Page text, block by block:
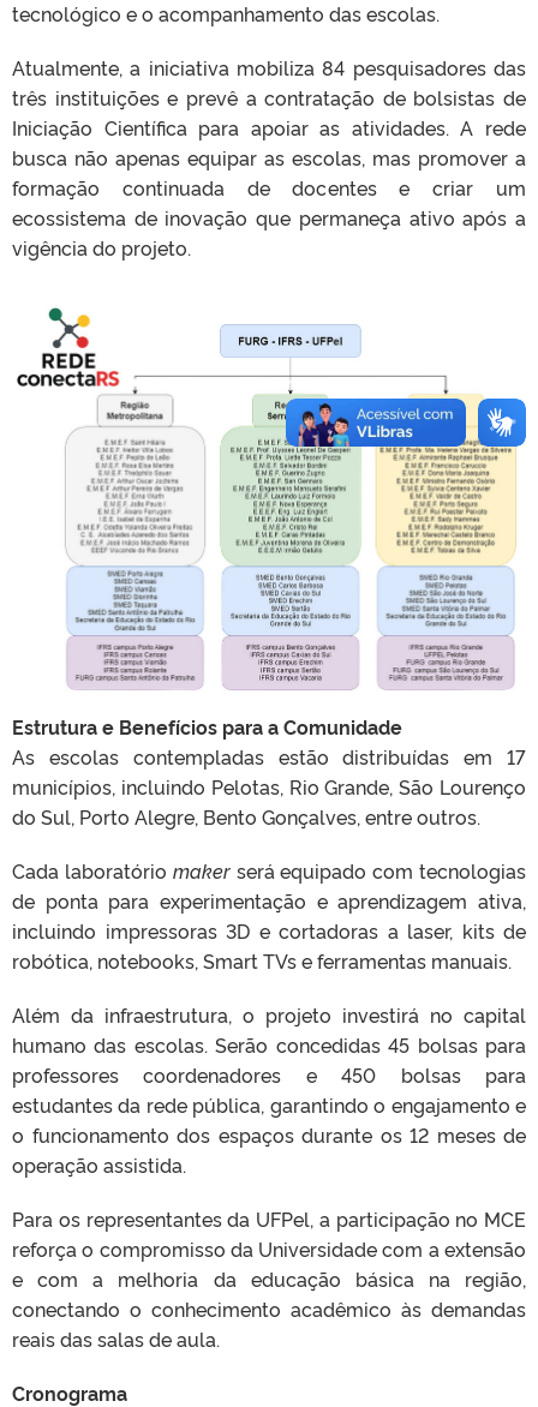
tecnológico e o acompanhamento das escolas.
Atualmente, a iniciativa mobiliza 84 pesquisadores das
três instituições e prevê a contratação de bolsistas de
Iniciação Científica para apoiar as atividades. A rede
busca não apenas equipar as escolas, mas promover a
formação continuada de docentes e criar um
ecossistema de inovação que permaneça ativo após a
vigência do projeto.
Estrutura e Benefícios para a Comunidade
As escolas contempladas estão distribuídas em 17
municípios, incluindo Pelotas, Rio Grande, São Lourenço
do Sul, Porto Alegre, Bento Gonçalves, entre outros.
Cada laboratório makerserá equipado com tecnologias
de ponta para experimentação e aprendizagem ativa,
incluindo impressoras 3D e cortadoras a laser, kits de
robótica, notebooks, Smart TVs e ferramentas manuais.
Além da infraestrutura, o projeto investirá no capital
humano das escolas. Serão concedidas 45 bolsas para
professores coordenadores e 450 bolsas para
estudantes da rede pública, garantindo o engajamento e
o funcionamento dos espaços durante os 12 meses de
operação assistida.
Para os representantes da UFPel, a participação no MCE
reforça o compromisso da Universidade com a extensão
e com a melhoria da educação básica na região,
conectando o conhecimento acadêmico às demandas
reais das salas de aula.
Cronograma